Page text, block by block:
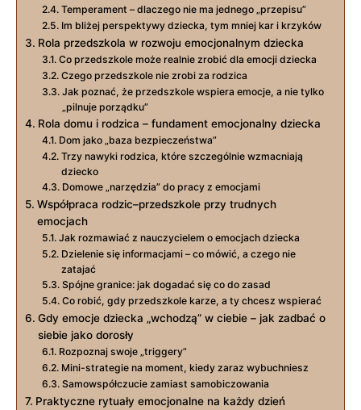
Temperament – dlaczego nie ma jednego „przepisu”
Im bliżej perspektywy dziecka, tym mniej kar i krzyków
Rola przedszkola w rozwoju emocjonalnym dziecka
Co przedszkole może realnie zrobić dla emocji dziecka
Czego przedszkole nie zrobi za rodzica
Jak poznać, że przedszkole wspiera emocje, a nie tylko
„pilnuje porządku”
Rola domu i rodzica – fundament emocjonalny dziecka
Dom jako „baza bezpieczeństwa”
Trzy nawyki rodzica, które szczególnie wzmacniają
dziecko
Domowe „narzędzia” do pracy z emocjami
Współpraca rodzic–przedszkole przy trudnych
emocjach
Jak rozmawiać z nauczycielem o emocjach dziecka
Dzielenie się informacjami – co mówić, a czego nie
zatajać
Spójne granice: jak dogadać się co do zasad
Co robić, gdy przedszkole karze, a ty chcesz wspierać
Gdy emocje dziecka „wchodzą” w ciebie – jak zadbać o
siebie jako dorosły
Rozpoznaj swoje „triggery”
Mini-strategie na moment, kiedy zaraz wybuchniesz
Samowspółczucie zamiast samobiczowania
Praktyczne rytuały emocjonalne na każdy dzień